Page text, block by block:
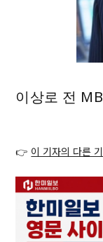
이상로 전
👉 이 기자의 다른